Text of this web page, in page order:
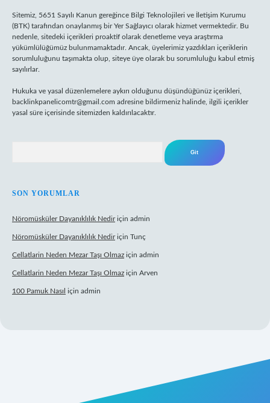
Sitemiz, 5651 Sayılı Kanun gereğince Bilgi Teknolojileri ve İletişim Kurumu
(BTK) tarafından onaylanmış bir Yer Sağlayıcı olarak hizmet vermektedir. Bu
nedenle, sitedeki içerikleri proaktif olarak denetleme veya araştırma
yükümlülüğümüz bulunmamaktadır. Ancak, üyelerimiz yazdıkları içeriklerin
sorumluluğunu taşımakta olup, siteye üye olarak bu sorumluluğu kabul etmiş
sayılırlar.
Hukuka ve yasal düzenlemelere aykırı olduğunu düşündüğünüz içerikleri,
backlinkpanelicomtr@gmail.com adresine bildirmeniz halinde, ilgili içerikler
yasal süre içerisinde sitemizden kaldırılacaktır.
SON YORUMLAR
Nöromüsküler Dayanıklılık Nediriçin admin
Nöromüsküler Dayanıklılık Nediriçin Tunç
Cellatlarin Neden Mezar Taşı Olmaz için admin
Cellatlarin Neden Mezar Taşı Olmaz için Arven
100 Pamuk Nasıl için admin